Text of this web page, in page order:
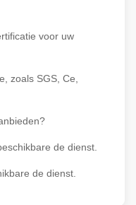
voor uw
zoals SGS, Ce,
de dienst.
de dienst.